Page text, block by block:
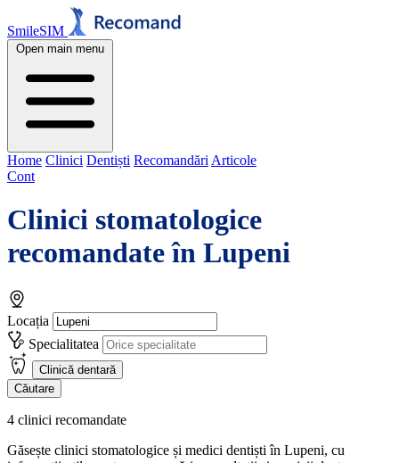
SmileSIM
Open main menu
Home Clinici Dentiști Recomandări Articole
Cont
Clinici stomatologice
recomandate în Lupeni
Locația
Specialitatea
Clinică dentară
Căutare
4 clinici recomandate
Găsește clinici stomatologice și medici dentiști în Lupeni, cu